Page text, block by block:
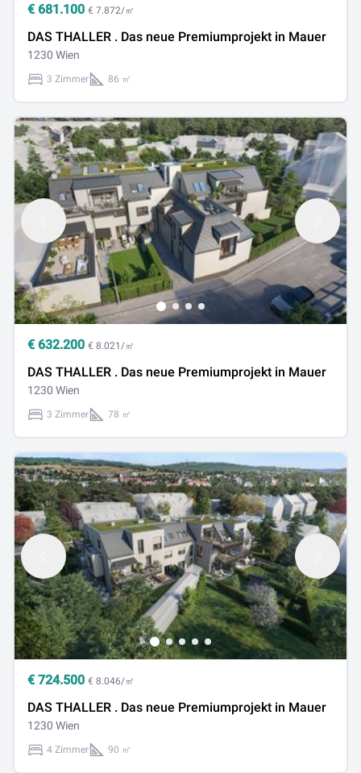
€ 681.100 € 7.872/㎡
DAS THALLER . Das neue Premiumprojekt in Mauer
1230 Wien
3 Zimmer 86 ㎡
€ 632.200 € 8.021/㎡
DAS THALLER . Das neue Premiumprojekt in Mauer
1230 Wien
3 Zimmer 78 ㎡
€ 724.500 € 8.046/㎡
DAS THALLER . Das neue Premiumprojekt in Mauer
1230 Wien
4 Zimmer 90 ㎡